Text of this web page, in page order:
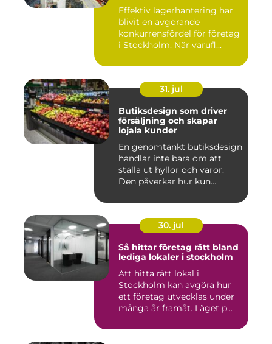
Effektiv lagerhantering har
blivit en avgörande
konkurrensfördel för företag
i Stockholm. När varufl...
31. jul
Butiksdesign som driver
försäljning och skapar
lojala kunder
En genomtänkt butiksdesign
handlar inte bara om att
ställa ut hyllor och varor.
Den påverkar hur kun...
30. jul
Så hittar företag rätt bland
lediga lokaler i stockholm
Att hitta rätt lokal i
Stockholm kan avgöra hur
ett företag utvecklas under
många år framåt. Läget p...